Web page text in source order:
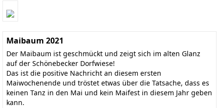
Maibaum 2021
Der Maibaum ist geschmückt und zeigt sich im alten Glanz
auf der Schönebecker Dorfwiese!
Das ist die positive Nachricht an diesem ersten
Maiwochenende und tröstet etwas über die Tatsache, dass es
keinen Tanz in den Mai und kein Maifest in diesem Jahr geben
kann.